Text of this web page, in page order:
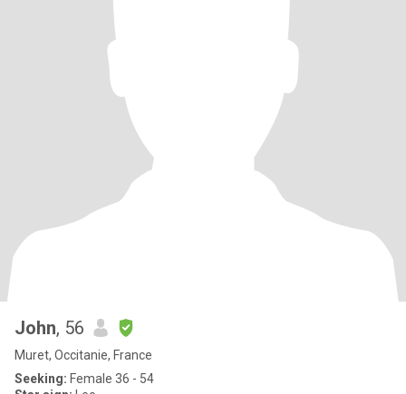
John, 56
Muret, Occitanie, France
Seeking: Female 36 - 54